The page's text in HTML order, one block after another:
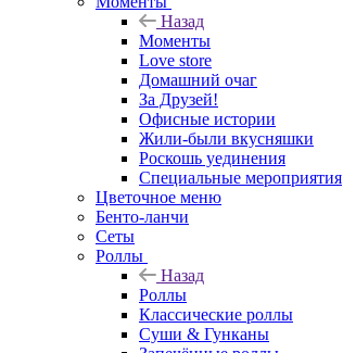
Назад
Моменты
Love store
Домашний очаг
За Друзей!
Офисные истории
Жили-были вкусняшки
Роскошь уединения
Специальные мероприятия
Цветочное меню
Бенто-ланчи
Сеты
Роллы
Назад
Роллы
Классические роллы
Суши & Гунканы